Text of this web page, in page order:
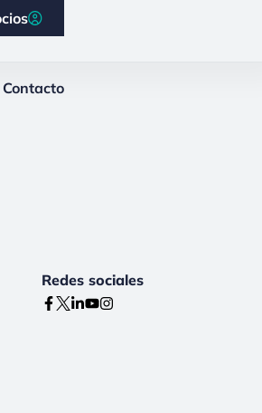
Contacto
Redes sociales